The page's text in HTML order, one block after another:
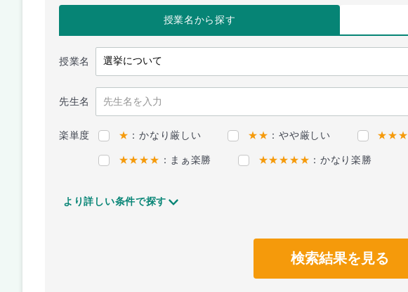
授業名から探す
授業名
先生名
楽単度 ★ ：かなり厳しい ★★ ：やや厳しい ★★★
★★★★ ：まぁ楽勝 ★★★★★ ：かなり楽勝
より詳しい条件で探す
検索結果を見る